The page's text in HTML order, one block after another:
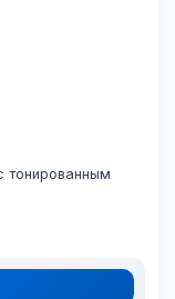
тонированным